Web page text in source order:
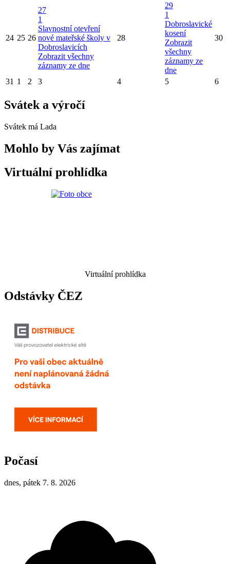
24 25 26
27
1
Slavnostní otevření
nové mateřské školy v
Dobroslavicích
Zobrazit všechny
záznamy ze dne
28
29
1
Dobroslavické
kosení
Zobrazit
všechny
záznamy ze
dne
30
31 1 2 3 4 5 6
Svátek a výročí
Svátek má Lada
Mohlo by Vás zajímat
Virtuální prohlídka
Virtuální prohlídka
Odstávky ČEZ
Počasí
dnes, pátek 7. 8. 2026